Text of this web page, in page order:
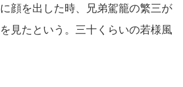
顔を出した時、兄弟駕籠の繁三が
見たという。三十くらいの若様風